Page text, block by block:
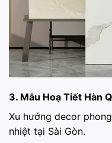
3. Mẫu Hoạ Tiết Hàn
Xu hướng decor
nhiệt tại Sài Gòn.